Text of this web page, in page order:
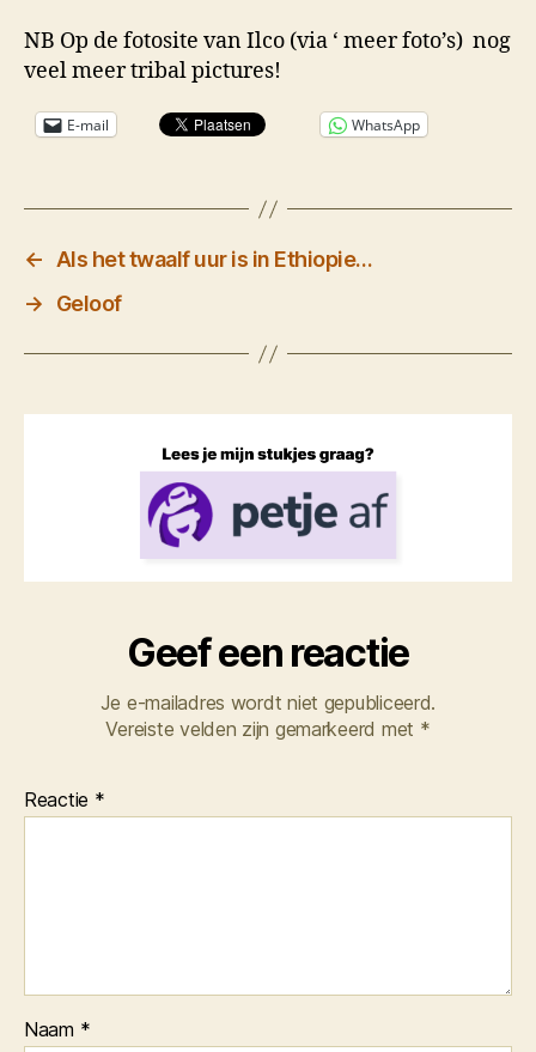
NB Op de fotosite van Ilco (via ‘ meer foto’s) nog
veel meer tribal pictures!
E-mail WhatsApp
← Als het twaalf uur is in Ethiopie…
→
Geloof
Geef een reactie
Je e-mailadres wordt niet gepubliceerd.
Vereiste velden zijn gemarkeerd met *
Reactie *
Naam *